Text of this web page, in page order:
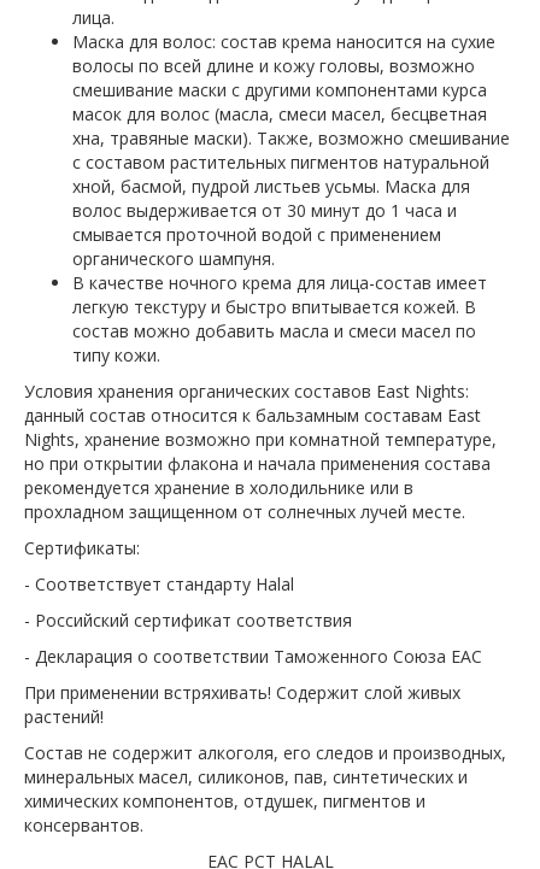
лица.
Маска для волос: состав крема наносится на сухие
волосы по всей длине и кожу головы, возможно
смешивание маски с другими компонентами курса
масок для волос (масла, смеси масел, бесцветная
хна, травяные маски). Также, возможно смешивание
с составом растительных пигментов натуральной
хной, басмой, пудрой листьев усьмы. Маска для
волос выдерживается от 30 минут до 1 часа и
смывается проточной водой с применением
органического шампуня.
В качестве ночного крема для лица-состав имеет
легкую текстуру и быстро впитывается кожей. В
состав можно добавить масла и смеси масел по
типу кожи.
Условия хранения органических составов East Nights:
данный состав относится к бальзамным составам East
Nights, хранение возможно при комнатной температуре,
но при открытии флакона и начала применения состава
рекомендуется хранение в холодильнике или в
прохладном защищенном от солнечных лучей месте.
Сертификаты:
- Соответствует стандарту Halal
- Российский сертификат соответствия
- Декларация о соответствии Таможенного Союза EAC
При применении встряхивать! Содержит слой живых
растений!
Состав не содержит алкоголя, его следов и производных,
минеральных масел, силиконов, пав, синтетических и
химических компонентов, отдушек, пигментов и
консервантов.
ЕАС РСТ HALAL